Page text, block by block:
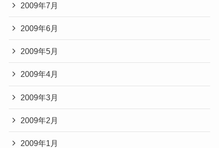
2009年7月
2009年6月
2009年5月
2009年4月
2009年3月
2009年2月
2009年1月